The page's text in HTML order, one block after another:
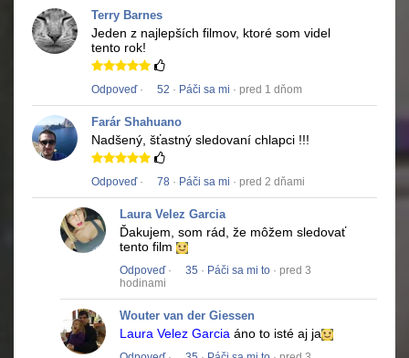
Terry Barnes
Jeden z najlepších filmov, ktoré som videl
tento rok!
Odpoveď· 52 · Páči sa mi · pred 1 dňom
Farár Shahuano
Nadšený, šťastný sledovaní chlapci !!!
Odpoveď· 78 · Páči sa mi · pred 2 dňami
Laura Velez Garcia
Ďakujem, som rád, že môžem sledovať
tento film
Odpoveď· 35 · Páči sa mi to · pred 3
hodinami
Wouter van der Giessen
Laura Velez Garcia áno to isté aj ja